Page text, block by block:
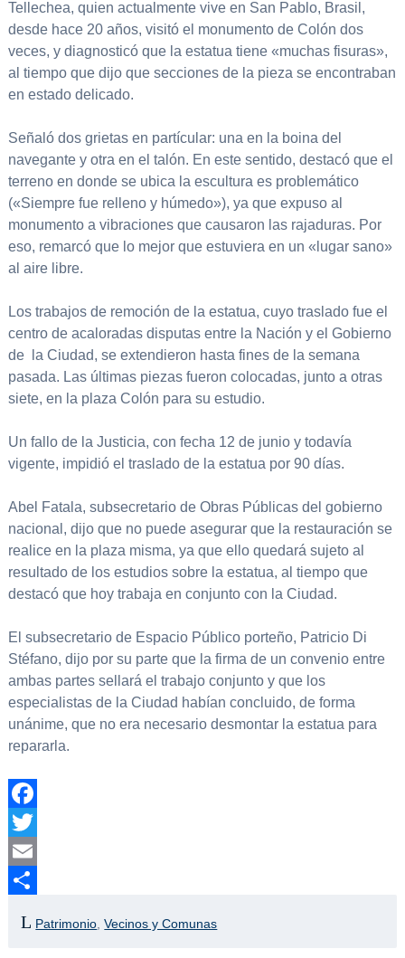
Tellechea, quien actualmente vive en San Pablo, Brasil,
desde hace 20 años, visitó el monumento de Colón dos
veces, y diagnosticó que la estatua tiene «muchas fisuras»,
al tiempo que dijo que secciones de la pieza se encontraban
en estado delicado.
Señaló dos grietas en partícular: una en la boina del
navegante y otra en el talón. En este sentido, destacó que el
terreno en donde se ubica la escultura es problemático
(«Siempre fue relleno y húmedo»), ya que expuso al
monumento a vibraciones que causaron las rajaduras. Por
eso, remarcó que lo mejor que estuviera en un «lugar sano»
al aire libre.
Los trabajos de remoción de la estatua, cuyo traslado fue el
centro de acaloradas disputas entre la Nación y el Gobierno
de la Ciudad, se extendieron hasta fines de la semana
pasada. Las últimas piezas fueron colocadas, junto a otras
siete, en la plaza Colón para su estudio.
Un fallo de la Justicia, con fecha 12 de junio y todavía
vigente, impidió el traslado de la estatua por 90 días.
Abel Fatala, subsecretario de Obras Públicas del gobierno
nacional, dijo que no puede asegurar que la restauración se
realice en la plaza misma, ya que ello quedará sujeto al
resultado de los estudios sobre la estatua, al tiempo que
destacó que hoy trabaja en conjunto con la Ciudad.
El subsecretario de Espacio Público porteño, Patricio Di
Stéfano, dijo por su parte que la firma de un convenio entre
ambas partes sellará el trabajo conjunto y que los
especialistas de la Ciudad habían concluido, de forma
unánime, que no era necesario desmontar la estatua para
repararla.
Facebook
Twitter
Email
Patrimonio ,Vecinos y Comunas